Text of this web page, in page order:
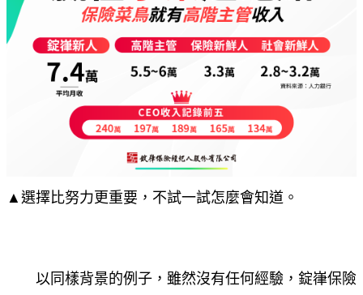
▲選擇比努力更重要，不試一試怎麼會知道。
以同樣背景的例子，雖然沒有任何經驗，錠嵂保險